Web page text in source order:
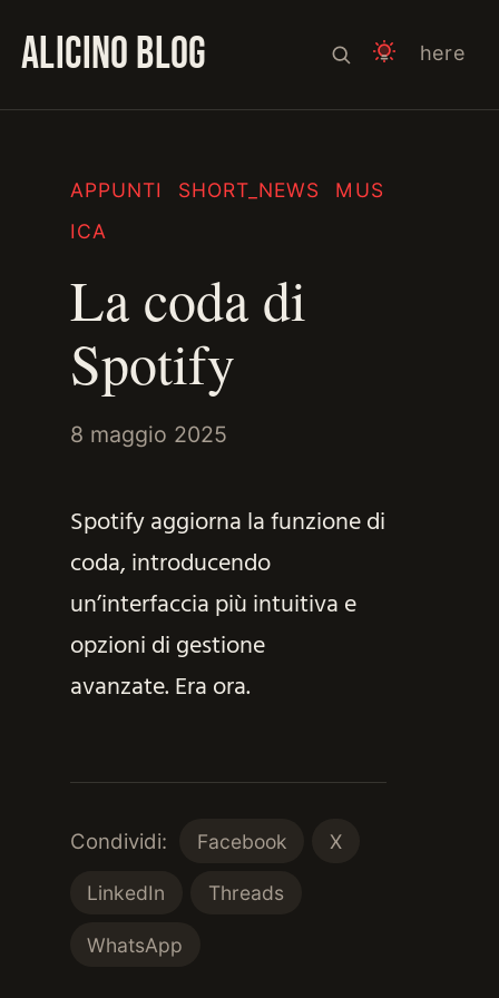
ALICINO BLOG here
APPUNTI SHORT_NEWS
MUS
ICA
La coda di
Spotify
8 maggio 2025
Spotify aggiorna la funzione di
coda, introducendo
un’interfaccia più intuitiva e
opzioni di gestione
avanzate. Era ora.
Condividi: Facebook X
LinkedIn Threads
WhatsApp